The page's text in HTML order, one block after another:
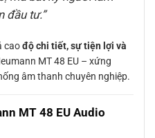
đầu tư.”
caođộ chi tiết, sự tiện lợi và
MT 48 EU – xứng
âm thanh chuyên nghiệp.
MT 48 EU Audio